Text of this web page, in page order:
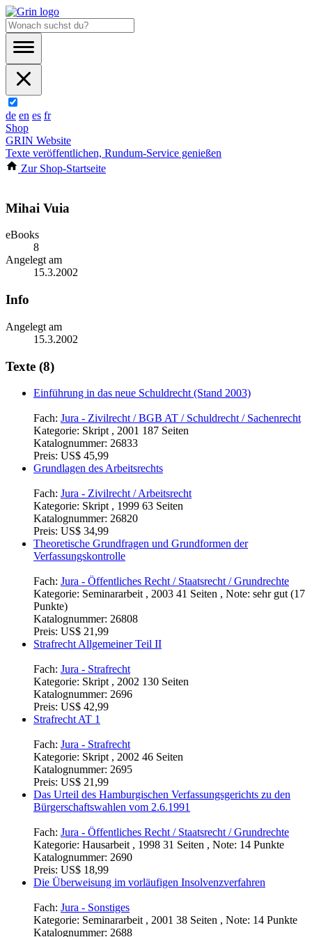
de en es fr
Shop
GRIN Website
Texte veröffentlichen, Rundum-Service genießen
Zur Shop-Startseite
Mihai Vuia
eBooks
8
Angelegt am
15.3.2002
Info
Angelegt am
15.3.2002
Texte (8)
Einführung in das neue Schuldrecht (Stand 2003)
Fach: Jura - Zivilrecht / BGB AT / Schuldrecht / Sachenrecht
Kategorie: Skript , 2001 187 Seiten
Katalognummer: 26833
Preis: US$ 45,99
Grundlagen des Arbeitsrechts
Fach: Jura - Zivilrecht / Arbeitsrecht
Kategorie: Skript , 1999 63 Seiten
Katalognummer: 26820
Preis: US$ 34,99
Theoretische Grundfragen und Grundformen der
Verfassungskontrolle
Fach: Jura - Öffentliches Recht / Staatsrecht / Grundrechte
Kategorie: Seminararbeit , 2003 41 Seiten , Note: sehr gut (17
Punkte)
Katalognummer: 26808
Preis: US$ 21,99
Strafrecht Allgemeiner Teil II
Fach: Jura - Strafrecht
Kategorie: Skript , 2002 130 Seiten
Katalognummer: 2696
Preis: US$ 42,99
Strafrecht AT 1
Fach: Jura - Strafrecht
Kategorie: Skript , 2002 46 Seiten
Katalognummer: 2695
Preis: US$ 21,99
Das Urteil des Hamburgischen Verfassungsgerichts zu den
Bürgerschaftswahlen vom 2.6.1991
Fach: Jura - Öffentliches Recht / Staatsrecht / Grundrechte
Kategorie: Hausarbeit , 1998 31 Seiten , Note: 14 Punkte
Katalognummer: 2690
Preis: US$ 18,99
Die Überweisung im vorläufigen Insolvenzverfahren
Fach: Jura - Sonstiges
Kategorie: Seminararbeit , 2001 38 Seiten , Note: 14 Punkte
Katalognummer: 2688